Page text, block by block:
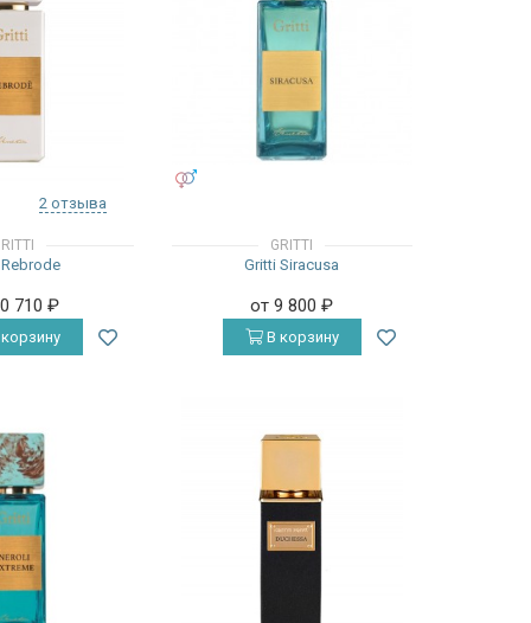
2 отзыва
710₽
GRITTI
Gritti Siracusa
от 9 800₽
В корзину